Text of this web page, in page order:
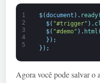
1
2
3
4
5
$(document ) . ready(
$( "#trigger" ) .
$( "#demo" ) . html (
} ) ;
} ) ;
Agora você pode salvar o